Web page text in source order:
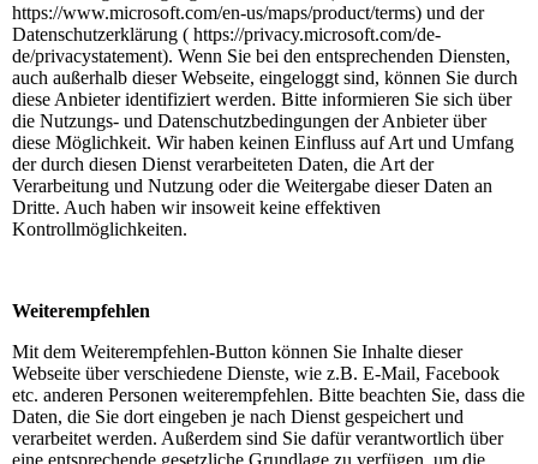
https://www.microsoft.com/en-us/maps/product/terms) und der
Datenschutzerklärung ( https://privacy.microsoft.com/de-
de/privacystatement). Wenn Sie bei den entsprechenden Diensten,
auch außerhalb dieser Webseite, eingeloggt sind, können Sie durch
diese Anbieter identifiziert werden. Bitte informieren Sie sich über
die Nutzungs- und Datenschutzbedingungen der Anbieter über
diese Möglichkeit. Wir haben keinen Einfluss auf Art und Umfang
der durch diesen Dienst verarbeiteten Daten, die Art der
Verarbeitung und Nutzung oder die Weitergabe dieser Daten an
Dritte. Auch haben wir insoweit keine effektiven
Kontrollmöglichkeiten.
Weiterempfehlen
Mit dem Weiterempfehlen-Button können Sie Inhalte dieser
Webseite über verschiedene Dienste, wie z.B. E-Mail, Facebook
etc. anderen Personen weiterempfehlen. Bitte beachten Sie, dass die
Daten, die Sie dort eingeben je nach Dienst gespeichert und
verarbeitet werden. Außerdem sind Sie dafür verantwortlich über